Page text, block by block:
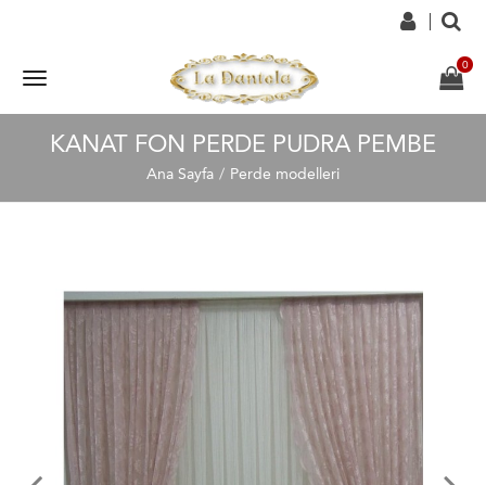
KANAT FON PERDE PUDRA PEMBE
Ana Sayfa Perde modelleri